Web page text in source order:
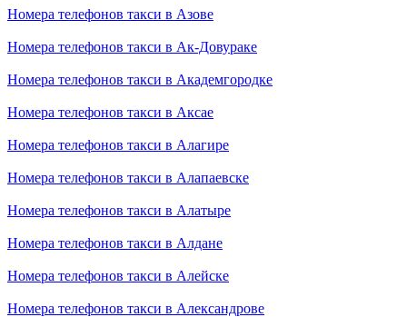
Номера телефонов такси в Азове
Номера телефонов такси в Ак-Довураке
Номера телефонов такси в Академгородке
Номера телефонов такси в Аксае
Номера телефонов такси в Алагире
Номера телефонов такси в Алапаевске
Номера телефонов такси в Алатыре
Номера телефонов такси в Алдане
Номера телефонов такси в Алейске
Номера телефонов такси в Александрове